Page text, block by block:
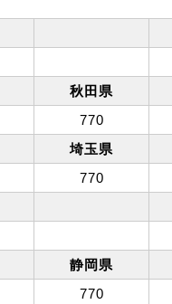
秋田県
770
埼玉県
770
静岡県
770